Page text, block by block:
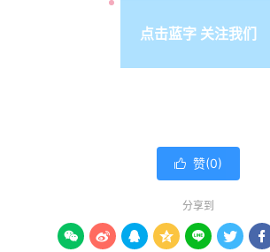
点击蓝字 关注我们
 赞(0)
分享到
      